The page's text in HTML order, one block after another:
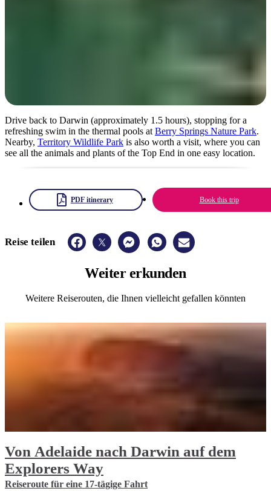
Drive back to Darwin (approximately 1.5 hours), stopping for a
refreshing swim in the thermal pools at Berry Springs Nature Park.
Nearby, Territory Wildlife Park is also worth a visit, where you can
see all the animals and plants of the Top End in one easy location.
PDF itinerary Book this trip
Reise teilen
Weitererkunden
Weitere Reiserouten, die Ihnen vielleicht gefallen könnten
Von Adelaide nach Darwin auf dem
Explorers Way
Reiseroute für eine 17-tägige Fahrt